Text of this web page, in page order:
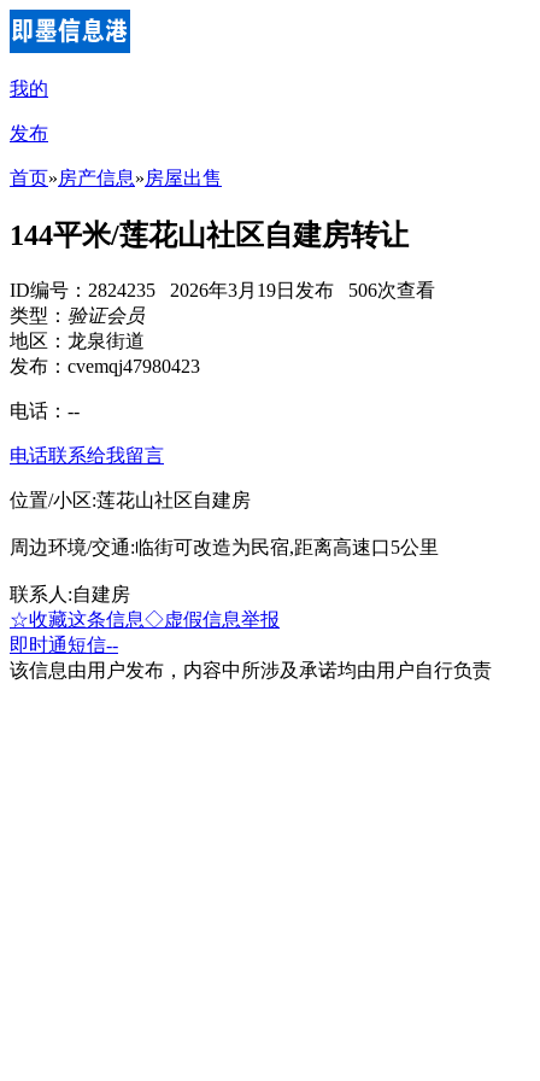
我的
发布
首页»房产信息»房屋出售
144平米/莲花山社区自建房转让
ID编号：2824235 2026年3月19日发布 506次查看
类型： 验证会员
地区：龙泉街道
发布：cvemqj47980423
电话： --
电话联系给我留言
位置/小区:莲花山社区自建房
周边环境/交通:临街可改造为民宿,距离高速口5公里
联系人:自建房
☆收藏这条信息◇虚假信息举报
即时通短信--
该信息由用户发布，内容中所涉及承诺均由用户自行负责